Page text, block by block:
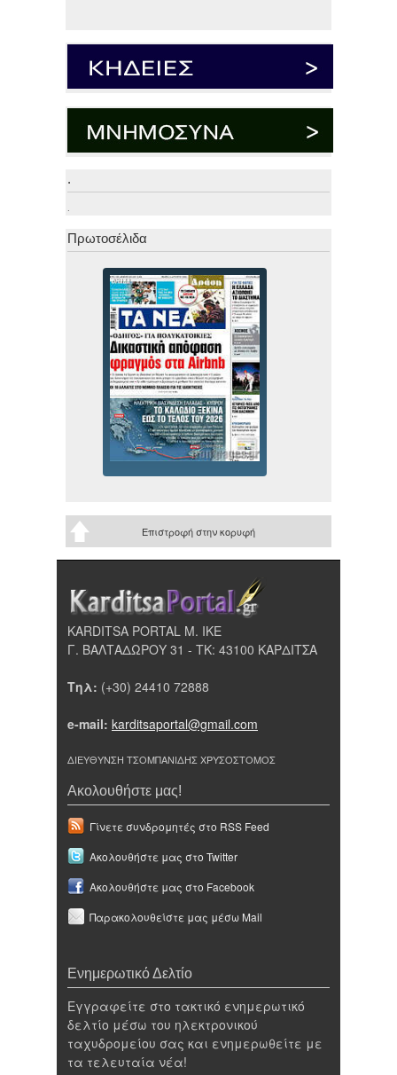
.
.
Πρωτοσέλιδα
Επιστροφή στην κορυφή
KARDITSA PORTAL Μ. ΙΚΕ
Γ. ΒΑΛΤΑΔΩΡΟΥ 31 - ΤΚ: 43100 ΚΑΡΔΙΤΣΑ
Τηλ: (+30) 24410 72888
e-mail: karditsaportal@gmail.com
ΔΙΕΥΘΥΝΣΗ ΤΣΟΜΠΑΝΙΔΗΣ ΧΡΥΣΟΣΤΟΜΟΣ
Ακολουθήστε μας!
Γίνετε συνδρομητές στο RSS Feed
Ακολουθήστε μας στο Twitter
Ακολουθήστε μας στο Facebook
Παρακολουθείστε μας μέσω Mail
Ενημερωτικό Δελτίο
Εγγραφείτε στο τακτικό ενημερωτικό
δελτίο μέσω του ηλεκτρονικού
ταχυδρομείου σας και ενημερωθείτε με
τα τελευταία νέα!